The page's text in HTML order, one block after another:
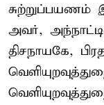
சுற்றுப்பயணம்
அவர்,
திசநாயகே,